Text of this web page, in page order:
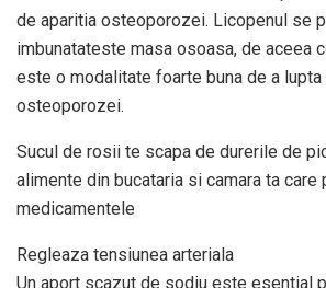
de aparitia osteoporozei. Licopenul se
imbunatateste masa osoasa, de aceea
este o modalitate foarte buna de a
osteoporozei.
Sucul de rosii te scapa de durerile de
alimente din bucataria si camara ta care
medicamentele
Regleaza tensiunea arteriala
Un aport scazut de sodiu este esential